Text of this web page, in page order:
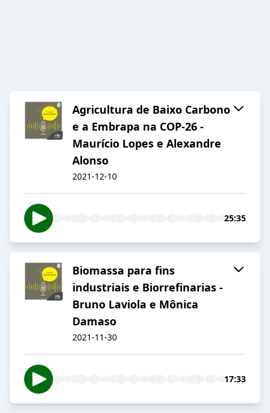
Agricultura de Baixo Carbono
e a Embrapa na COP-26 -
Maurício Lopes e Alexandre
Alonso
2021-12-10
25:35
Biomassa para fins
industriais e Biorrefinarias -
Bruno Laviola e Mônica
Damaso
2021-11-30
17:33